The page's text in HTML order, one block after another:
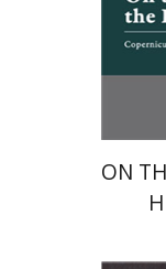
ON